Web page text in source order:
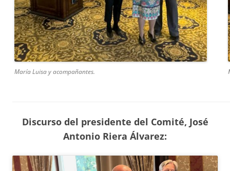
María Luisa y acompañantes.
Discurso del presidente del Comité, José
Antonio Riera Álvarez: